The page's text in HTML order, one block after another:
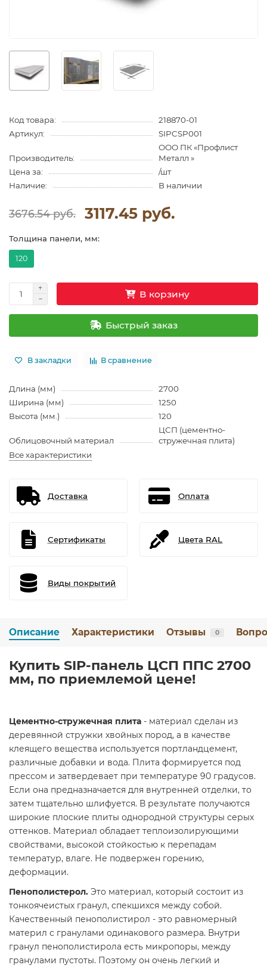
Код товара:
218870-01
Артикул:
SIPCSP001
Производитель:
ООО ПК «Профлист
Металл »
Цена за:
/шт
Наличие:
В наличии
3676.54 руб. 3117.45 руб.
Толщина панели, мм:
120
В корзину
Быстрый заказ
В закладки В сравнение
Длина (мм)
2700
Ширина (мм)
1250
Высота (мм.)
120
Облицовочный материал
ЦСП (цементно-
стружечная плита)
Все характеристики
Доставка Оплата
Сертификаты Цвета RAL
Виды покрытий
Описание Характеристики Отзывы 0
Купить SIP-панель ЦСП ППС 2700
мм, по приемлемой цене!
Цементно-стружечная плита - материал сделан из
деревянной стружки хвойных пород, а в качестве
клеящего вещества используется портландцемент,
различные добавки и вода. Плита формируется под
прессом и затвердевает при температуре 90 градусов.
Если она предназначается для внутренней отделки, то
затем тщательно шлифуется. В результате получаются
широкие плоские плиты однородной структуры серых
оттенков. Материал обладает теплоизолирующими
свойствами, высокой стойкостью к перепадам
температур, влаге. Не подвержен горению,
деформации.
Пенополистерол. Это материал, который состоит из
тонкоячеистых гранул, спекшихся между собой.
Качественный пенополистирол - это равномерный
материл с гранулами одинакового размера. Внутри
гранул пенополистирола есть микропоры, между
гранулами пустоты. Поэтому он очень легкий и